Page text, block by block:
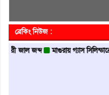
ব্রেকিং নিউজ :
জাল জব্দ মাগুরায় গ্যাস সিলিন্ডারের